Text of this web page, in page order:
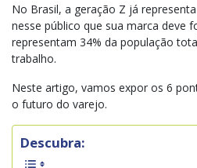
No Brasil, a geração Z já
nesse público que sua marca deve
representam 34% da população
trabalho.
Neste artigo, vamos expor os 6
o futuro do varejo.
Descubra: